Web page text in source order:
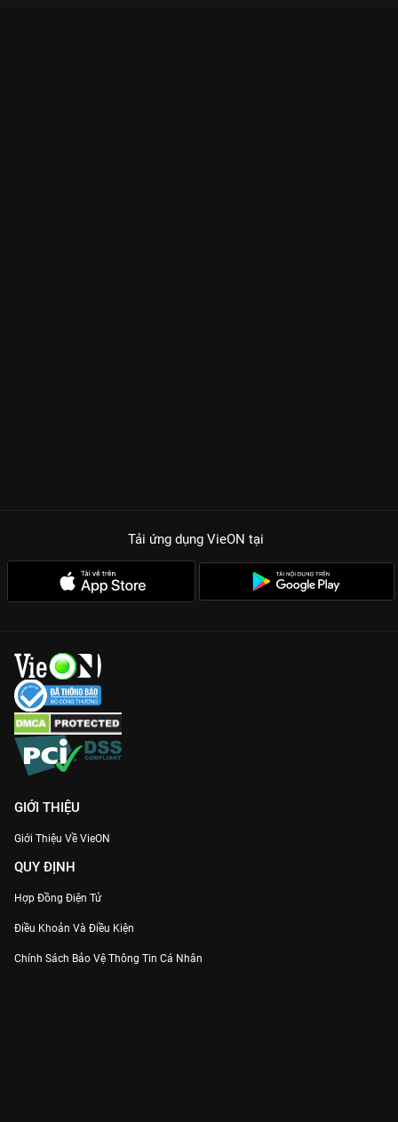
Tải ứng dụng VieON tại
GIỚI THIỆU
Giới Thiệu Về VieON
QUY ĐỊNH
Hợp Đồng Điện Tử
Điều Khoản Và Điều Kiện
Chính Sách Bảo Vệ Thông Tin Cá Nhân